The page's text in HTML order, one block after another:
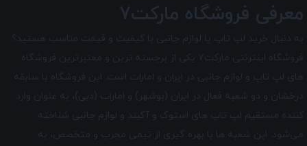
معرفی فروشگاه مارکت7
به دنبال خرید لپ تاپ یا لوازم جانبی با کیفیت و قیمت مناسب هستید؟
فروشگاه اینترنتی مارکت7 یکی از برجسته ترین و معتبرترین فروشگاه
های لپ تاپ و لوازم جانبی در ایران و امارات است. این فروشگاه با سابقه
درخشان و دو شعبه فعال در ایران (بوشهر) و امارات (دبی)، به عنوان وارد
کننده مستقیم لپ تاپ های استوک و آکبند و لوازم جانبی شناخته
می‌شود. این شعبه ها با بهره گیری از تیمی مجرب و متخصص، به